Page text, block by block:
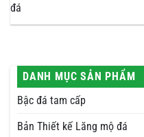
đá
DANH MỤC SẢN PHẨM
Bậc đá tam cấp
Bản Thiết kế Lăng mộ đá